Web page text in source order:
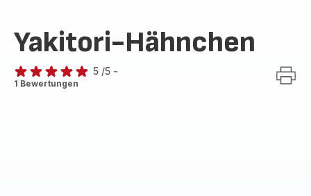
Yakitori-Hähnchen
Bewertung
5 /5 -
1 Bewertungen